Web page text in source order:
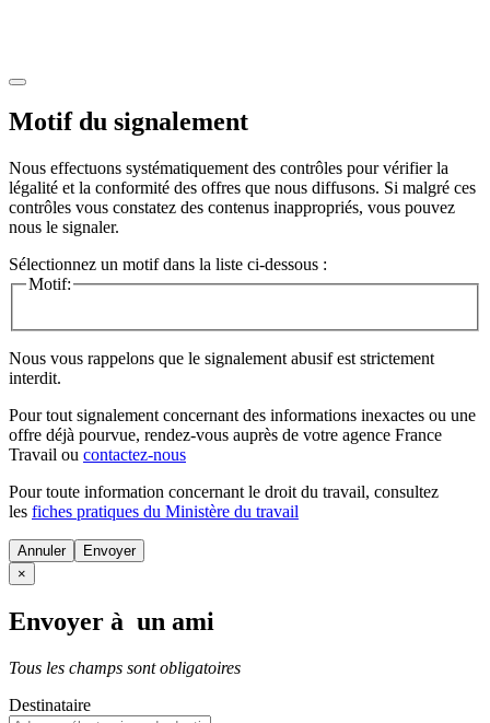
Motif du signalement
Nous effectuons systématiquement des contrôles pour vérifier la
légalité et la conformité des offres que nous diffusons. Si malgré ces
contrôles vous constatez des contenus inappropriés, vous pouvez
nous le signaler.
Sélectionnez un motif dans la liste ci-dessous :
Motif:
Nous vous rappelons que le signalement abusif est strictement
interdit.
Pour tout signalement concernant des informations inexactes ou une
offre déjà pourvue, rendez-vous auprès de votre agence France
Travail ou contactez-nous
Pour toute information concernant le droit du travail, consultez
les fiches pratiques du Ministère du travail
Annuler
×
Envoyer à un ami
Tous les champs sont obligatoires
Destinataire